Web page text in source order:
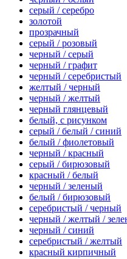
серый / серебро
золотой
прозрачный
серый / розовый
черный / серый
черный / графит
черный / серебристый
желтый / черный
черный / желтый
черный глянцевый
белый, с рисунком
серый / белый / синий
белый / фиолетовый
черный / красный
серый / бирюзовый
красный / белый
черный / зеленый
белый / бирюзовый
серебристый / черный
черный / желтый /
черный / синий
серебристый / желтый
красный кирпичный